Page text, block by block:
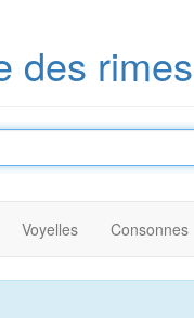
des rimes
Voyelles Consonnes